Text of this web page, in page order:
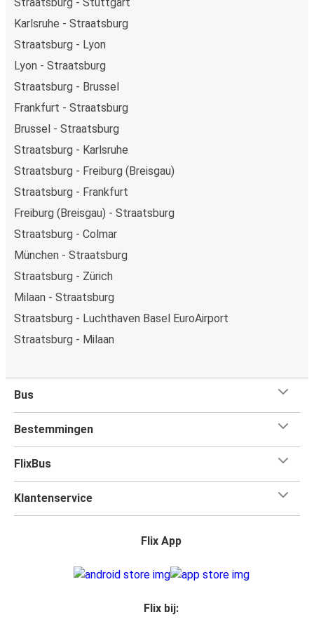
Karlsruhe - Straatsburg
Straatsburg - Lyon
Lyon - Straatsburg
Straatsburg - Brussel
Frankfurt - Straatsburg
Brussel - Straatsburg
Straatsburg - Karlsruhe
Straatsburg - Freiburg (Breisgau)
Straatsburg - Frankfurt
Freiburg (Breisgau) - Straatsburg
Straatsburg - Colmar
München - Straatsburg
Straatsburg - Zürich
Milaan - Straatsburg
Straatsburg - Luchthaven Basel EuroAirport
Straatsburg - Milaan
Bus
Bestemmingen
FlixBus
Klantenservice
Flix App
Flix bij: